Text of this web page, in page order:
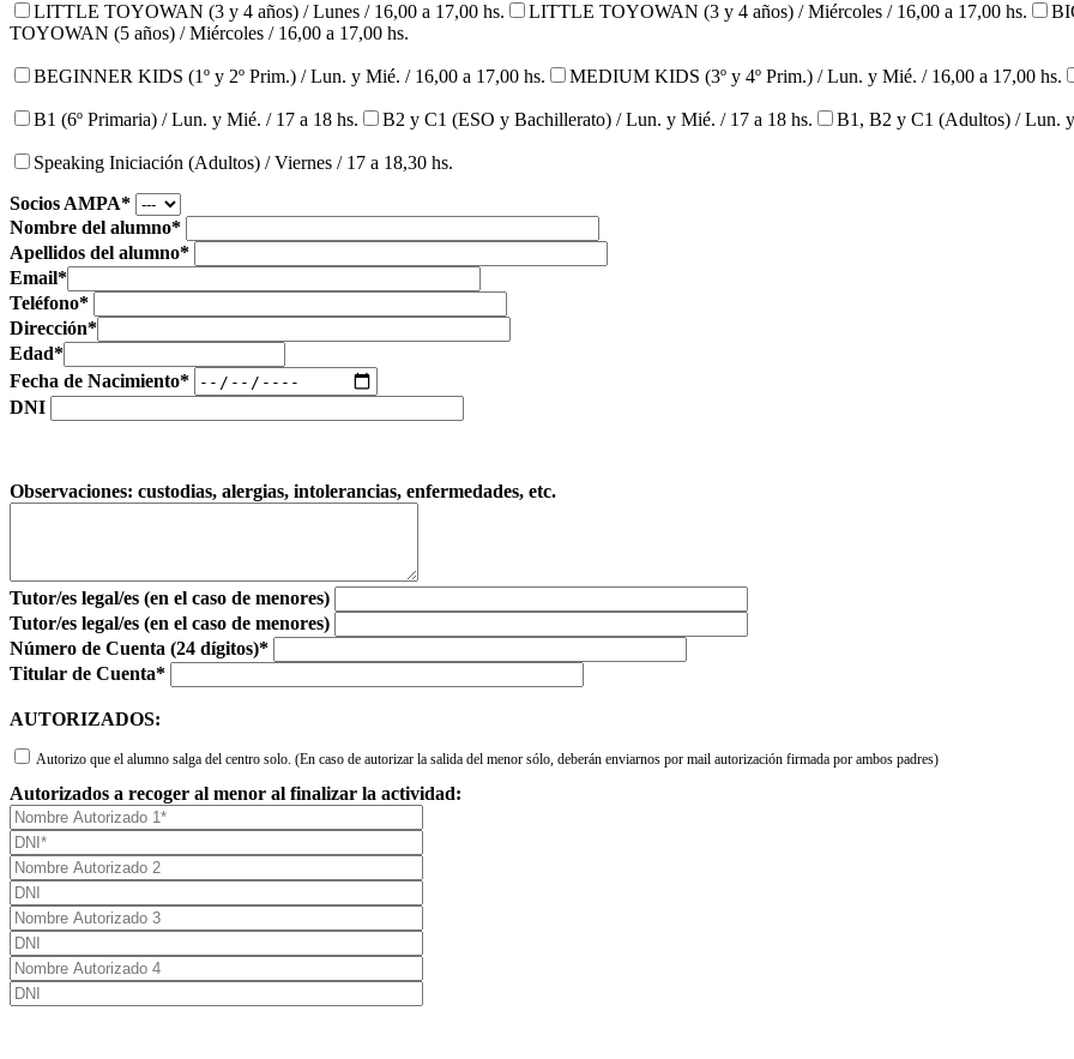
LITTLE TOYOWAN (3 y 4 años) / Lunes / 16,00 a 17,00 hs. LITTLE TOYOWAN (3 y 4 años) / Miércoles / 16,00 a 17,00 hs.
TOYOWAN (5 años) / Miércoles / 16,00 a 17,00 hs.
BEGINNER KIDS (1º y 2º Prim.) / Lun. y Mié. / 16,00 a 17,00 hs. MEDIUM KIDS (3º y 4º Prim.) / Lun. y Mié. / 16,00 a 17,00 hs.
B1 (6º Primaria) / Lun. y Mié. / 17 a 18 hs. B2 y C1 (ESO y Bachillerato) / Lun. y Mié. / 17 a 18 hs. B1, B2 y C1 (Adultos) / Lun.
Speaking Iniciación (Adultos) / Viernes / 17 a 18,30 hs.
Socios AMPA*
Nombre del alumno*
Apellidos del alumno*
Email*
Teléfono*
Dirección*
Edad*
Fecha de Nacimiento*
DNI
Observaciones: custodias, alergias, intolerancias, enfermedades, etc.
Tutor/es legal/es (en el caso de menores)
Tutor/es legal/es (en el caso de menores)
Número de Cuenta (24 dígitos)*
Titular de Cuenta*
AUTORIZADOS:
Autorizo que el alumno salga del centro solo. (En caso de autorizar la salida del menor sólo, deberán enviarnos por mail autorización firmada por ambos padres)
Autorizados a recoger al menor al finalizar la actividad: